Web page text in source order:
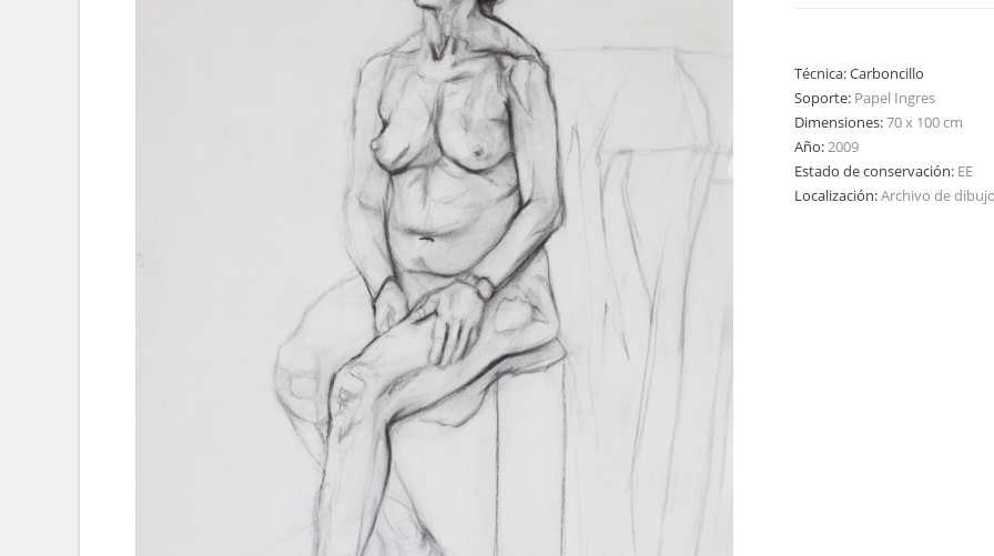
Técnica:Carboncillo
Soporte: Papel Ingres
Dimensiones:70 x 100 cm
Año:2009
Estado de conservación: EE
Localización:Archivo de